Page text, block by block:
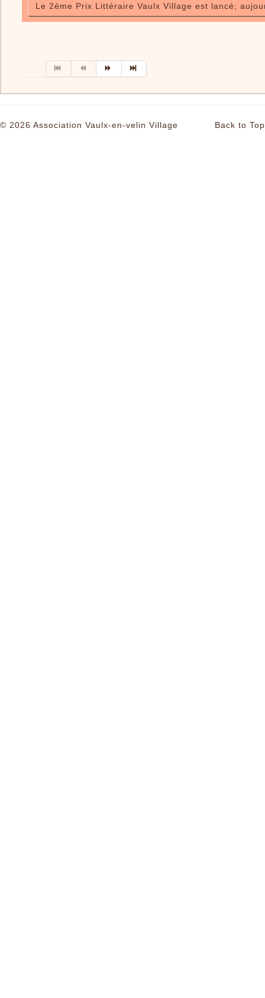
Le 2ème Prix Littéraire Vaulx Village est lancé;
Back to Top
© 2026 Association Vaulx-en-velin Village